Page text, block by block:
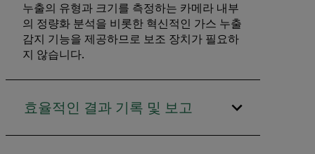
누출의 유형과 크기를 측정하는 카메라 내부
의 정량화 분석을 비롯한 혁신적인 가스 누출
감지 기능을 제공하므로 보조 장치가 필요하
지 않습니다.
효율적인 결과 기록 및 보고